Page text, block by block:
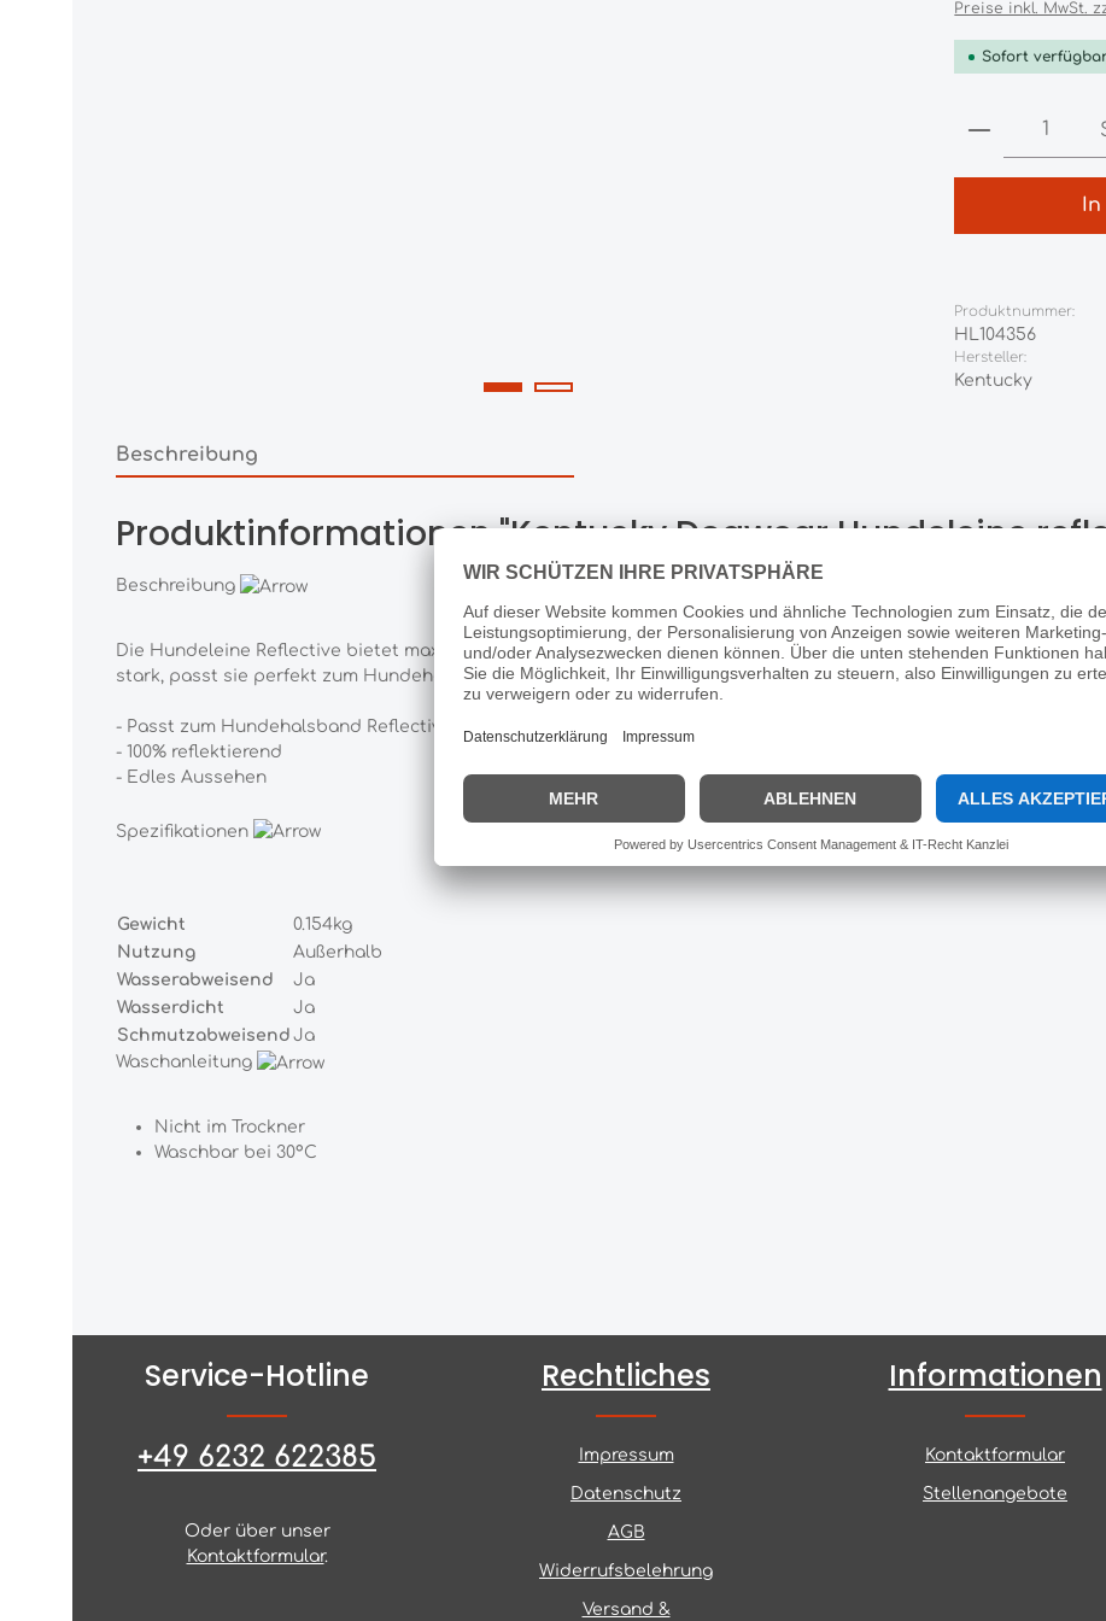
Preise inkl. MwSt.
Sofort
Produkt
In
Produktnummer:
HL104356
Hersteller:
Kentucky
Beschreibung
Produktinformationen "Kentucky Dogwear Hundeleine
Beschreibung
Die Hundeleine Reflective bietet maximale Sicherheit und Sichtbarkeit für Ihren Hund! Sie ist 100% reflektierend
stark, passt sie perfekt zum Hundehalsband Reflective. Die Leine ist 2m lang.
- Passt zum Hundehalsband Reflective
- 100% reflektierend
- Edles Aussehen
Spezifikationen
Gewicht
0.154kg
Nutzung
Außerhalb
Wasserabweisend
Ja
Wasserdicht
Ja
Schmutzabweisend Ja
Waschanleitung
Nicht im Trockner
Waschbar bei 30°C
Service-Hotline
+49 6232 622385
Oder über unser
Kontaktformular.
Rechtliches
Impressum
Datenschutz
AGB
Widerrufsbelehrung
Versand &
Informationen
Kontaktformular
Stellenangebote